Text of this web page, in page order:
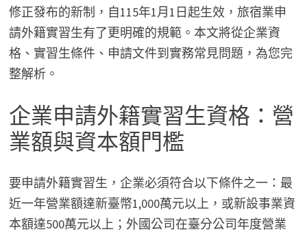
修正發布的新制，自115年1月1日起生效，旅宿業申
請外籍實習生有了更明確的規範。本文將從企業資
格、實習生條件、申請文件到實務常見問題，為您完
整解析。
企業申請外籍實習生資格：營
業額與資本額門檻
要申請外籍實習生，企業必須符合以下條件之一：最
近一年營業額達新臺幣1,000萬元以上，或新設事業資
本額達500萬元以上；外國公司在臺分公司年度營業